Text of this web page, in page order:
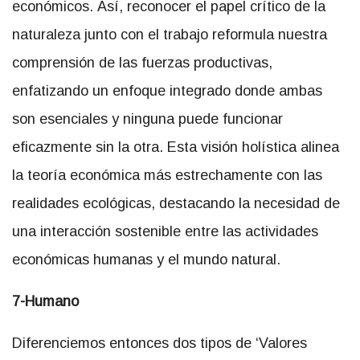
económicos. Así, reconocer el papel crítico de la
naturaleza junto con el trabajo reformula nuestra
comprensión de las fuerzas productivas,
enfatizando un enfoque integrado donde ambas
son esenciales y ninguna puede funcionar
eficazmente sin la otra. Esta visión holística alinea
la teoría económica más estrechamente con las
realidades ecológicas, destacando la necesidad de
una interacción sostenible entre las actividades
económicas humanas y el mundo natural.
7-Humano
Diferenciemos entonces dos tipos de ‘Valores